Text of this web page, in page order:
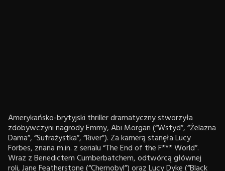
Amerykańsko-brytyjski thriller dramatyczny stworzyła
zdobywczyni nagrody Emmy, Abi Morgan (“Wstyd”, “Żelazna
Dama”, “Sufrażystka”, “River”). Za kamerą stanęła Lucy
Forbes, znana m.in. z serialu “The End of the F*** World”.
Wraz z Benedictem Cumberbatchem, odtwórcą głównej